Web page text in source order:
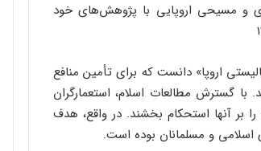
و مسیحی اروپایی با پژوهش‌های خود
اروپا» دانست که برای تأمین منافع
با گسترش مطالعات اسلام، استعمارگران
بر آنها استحکام بخشند. در واقع، هدف
اسلامی و مسلمانان بوده است.